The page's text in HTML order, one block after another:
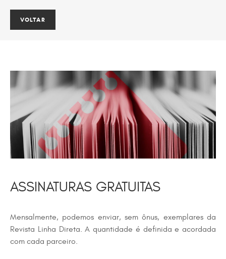
ASSINATURAS GRATUITAS
Mensalmente, podemos enviar, sem ônus, exemplares da
Revista Linha Direta. A quantidade é definida e acordada
com cada parceiro.